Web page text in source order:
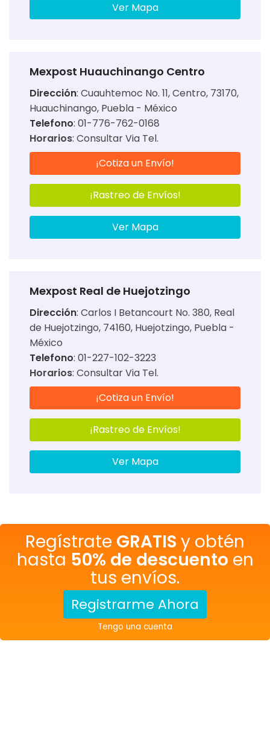
Ver Mapa
Mexpost Huauchinango Centro
Dirección: Cuauhtemoc No. 11, Centro, 73170,
Huauchinango, Puebla - México
Telefono: 01-776-762-0168
Horarios: Consultar Via Tel.
¡Cotiza un Envío!
¡Rastreo de Envíos!
Ver Mapa
Mexpost Real de Huejotzingo
Dirección: Carlos I Betancourt No. 380, Real
de Huejotzingo, 74160, Huejotzingo, Puebla -
México
Telefono: 01-227-102-3223
Horarios: Consultar Via Tel.
¡Cotiza un Envío!
¡Rastreo de Envíos!
Ver Mapa
Regístrate GRATIS y obtén
hasta 50% de descuento en
tus envíos.
Registrarme Ahora
Tengo una cuenta